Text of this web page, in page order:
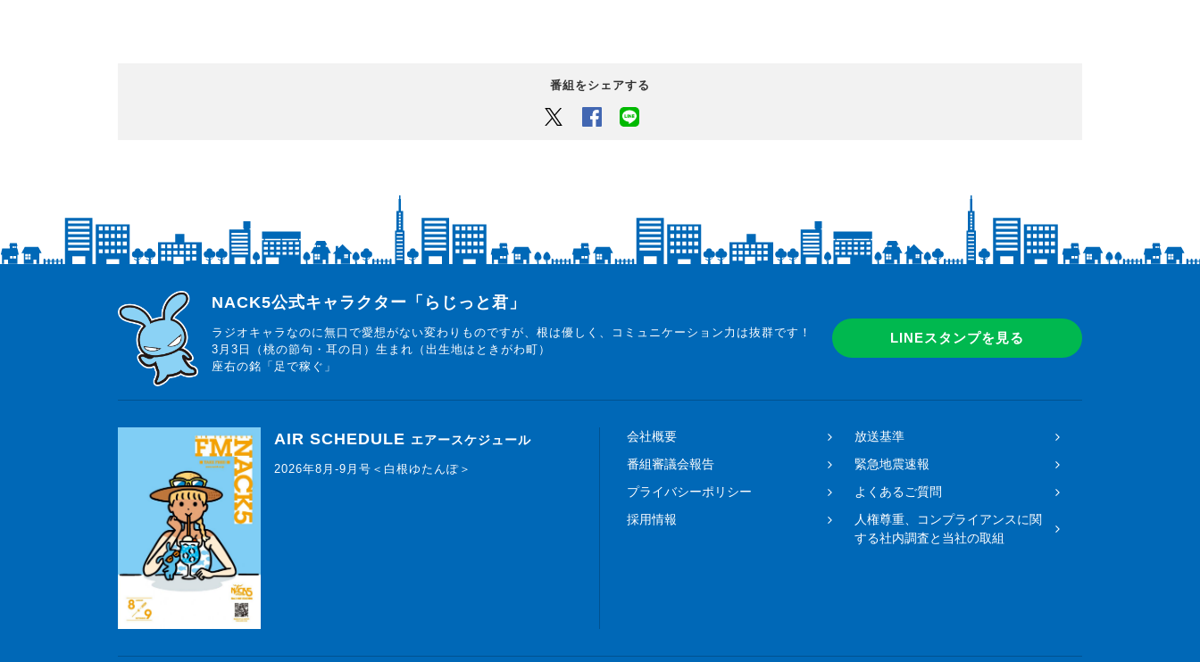
番組をシェアする
Twitter Facebook
らじっと君
NACK5公式キャラクター「らじっと君」
ラジオキャラなのに無口で愛想がない変わりものですが、根は優しく、コミュニケーション力は抜群です！
3月3日（桃の節句・耳の日）生まれ（出生地はときがわ町）
座右の銘「足で稼ぐ」
LINEスタンプを見る
AIR SCHEDULE エアースケジュール
2026年8月-9月号＜白根ゆたんぽ＞
会社概要
放送基準
番組審議会報告
緊急地震速報
プライバシーポリシー
よくあるご質問
採用情報
人権尊重、コンプライアンスに関
する社内調査と当社の取組